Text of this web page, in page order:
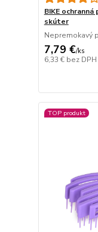
BIKE
skúter
Nepremokavý
7,79 €/ks
6,33 € bez DPH
TOP produkt